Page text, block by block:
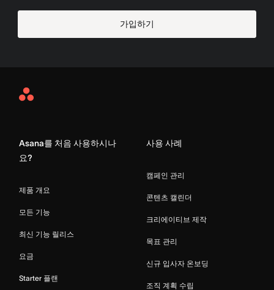
가입하기
Asana
Asana를 처음 사용하시나
요?
제품 개요
모든 기능
최신 기능 릴리스
요금
Starter 플랜
사용 사례
캠페인 관리
콘텐츠 캘린더
크리에이티브 제작
목표 관리
신규 입사자 온보딩
조직 계획 수립